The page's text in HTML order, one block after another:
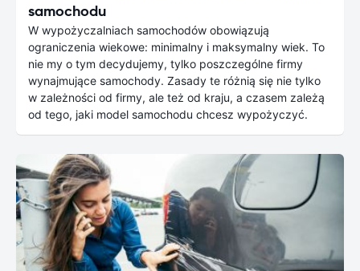
samochodu
W wypożyczalniach samochodów obowiązują
ograniczenia wiekowe: minimalny i maksymalny wiek. To
nie my o tym decydujemy, tylko poszczególne firmy
wynajmujące samochody. Zasady te różnią się nie tylko
w zależności od firmy, ale też od kraju, a czasem zależą
od tego, jaki model samochodu chcesz wypożyczyć.